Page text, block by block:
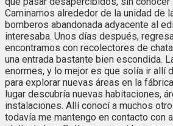
Caminamos alrededor de la unidad de
bomberos abandonada adyacente al
interesaba. Unos días después,
encontramos con recolectores de
una entrada bastante bien escondida.
enormes, y lo mejor es que solía ir allí
para explorar nuevas áreas en la
lugar descubría nuevas habitaciones,
instalaciones. Allí conocí a muchos
todavía me mantengo en contacto con